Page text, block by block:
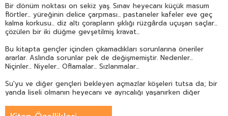
Bir dönüm noktası on sekiz yaş. Sınav heyecanı küçük masum
flörtler... yüreğinin delice çarpması... pastaneler kafeler eve geç
kalma korkusu... diz altı çorapların şıklığı rüzgârda uçuşan saçlar...
çözülen bir iki düğme gevşetilmiş kravat...
Bu kitapta gençler içinden çıkamadıkları sorunlarına öneriler
ararlar. Aslında sorunlar pek de değişmemiştir. Nedenler...
Niçinler... Niyeler... Oflamalar... Sızlanmalar...
Su'yu ve diğer gençleri bekleyen açmazlar köşeleri tutsa da; bir
yanda liseli olmanın heyecanı ve ayrıcalığı yaşanırken diğer
günler hızla geçer.